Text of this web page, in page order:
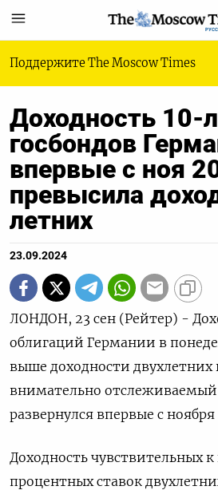
Поддержите The Moscow Times
Доходность 10-
госбондов
впервые с ноя
превысила
летних
23.09.2024
ЛОНДОН, 23 сен (Рейтер) -
облигаций Германии в
выше доходности двухлетних
внимательно отслеживаемый
развернулся впервые с ноября
Доходность чувствительных
процентных ставок